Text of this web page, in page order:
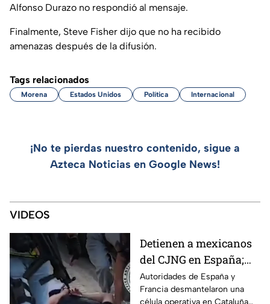
Alfonso Durazo no respondió al mensaje.
Finalmente, Steve Fisher dijo que no ha recibido
amenazas después de la difusión.
Tags relacionados
Morena Estados Unidos Política Internacional
¡No te pierdas nuestro contenido, sigue a
Azteca Noticias en Google News!
VIDEOS
Detienen a mexicanos
del CJNG en España;
traficaban droga
diluida en vainilla
Autoridades de España y
Francia desmantelaron una